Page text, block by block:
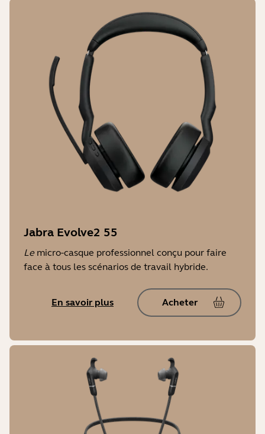
Jabra Evolve2 55
Lemicro-casque professionnel conçu pour faire
face à tous les scénarios de travail hybride.
En savoir plus Acheter